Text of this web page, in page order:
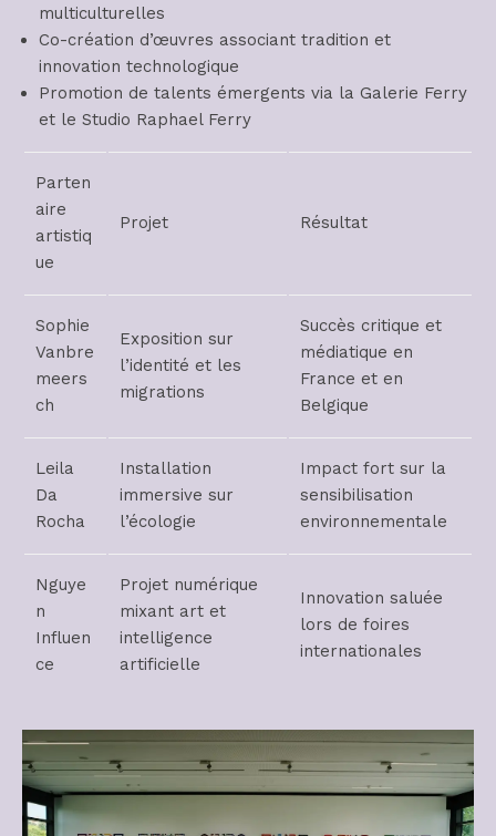
multiculturelles
Co-création d’œuvres associant tradition et
innovation technologique
Promotion de talents émergents via la Galerie Ferry
et le Studio Raphael Ferry
Parten
aire
artistiq
ue
Projet Résultat
Sophie
Vanbre
meers
ch
Exposition sur
l’identité et les
migrations
Succès critique et
médiatique en
France et en
Belgique
Leila
Da
Rocha
Installation
immersive sur
l’écologie
Impact fort sur la
sensibilisation
environnementale
Nguye
n
Influen
ce
Projet numérique
mixant art et
intelligence
artificielle
Innovation saluée
lors de foires
internationales